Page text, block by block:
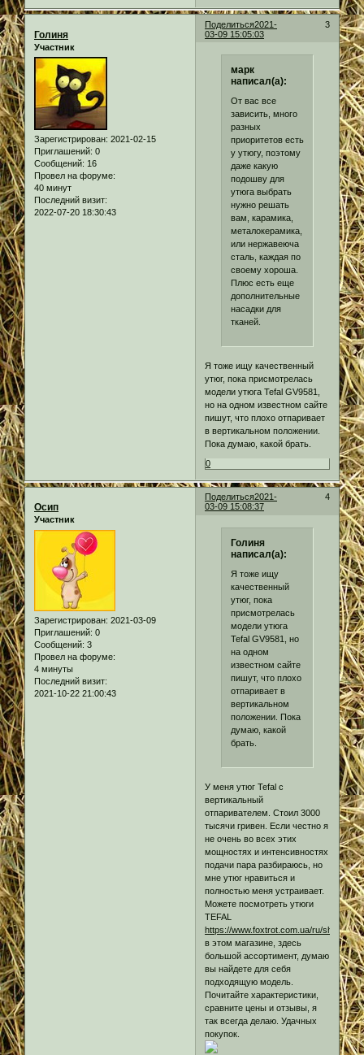
Поделиться 3
2021-
03-09 15:05:03
Голиня
Участник
Зарегистрирован: 2021-02-15
Приглашений: 0
Сообщений: 16
Провел на форуме:
40 минут
Последний визит:
2022-07-20 18:30:43
марк
написал(а):
От вас все
зависить, много
разных
приоритетов есть
у утюгу, поэтому
даже какую
подошву для
утюга выбрать
нужно решать
вам, карамика,
металокерамика,
или нержавеюча
сталь, каждая по
своему хороша.
Плюс есть еще
дополнительные
насадки для
тканей.
Я тоже ищу качественный
утюг, пока присмотрелась
модели утюга Tefal GV9581,
но на одном известном сайте
пишут, что плохо отпаривает
в вертикальном положении.
Пока думаю, какой брать.
0
Поделиться 4
2021-
03-09 15:08:37
Осип
Участник
Зарегистрирован: 2021-03-09
Приглашений: 0
Сообщений: 3
Провел на форуме:
4 минуты
Последний визит:
2021-10-22 21:00:43
Голиня
написал(а):
Я тоже ищу
качественный
утюг, пока
присмотрелась
модели утюга
Tefal GV9581, но
на одном
известном сайте
пишут, что плохо
отпаривает в
вертикальном
положении. Пока
думаю, какой
брать.
У меня утюг Tefal с
вертикальный
отпаривателем. Стоил 3000
тысячи гривен. Если честно я
не очень во всех этих
мощностях и интенсивностях
подачи пара разбираюсь, но
мне утюг нравиться и
полностью меня устраивает.
Можете посмотреть утюги
TEFAL
https://www.foxtrot.com.ua/ru/shop/
в этом магазине, здесь
большой ассортимент, думаю
вы найдете для себя
подходящую модель.
Почитайте характеристики,
сравните цены и отзывы, я
так всегда делаю. Удачных
покупок.